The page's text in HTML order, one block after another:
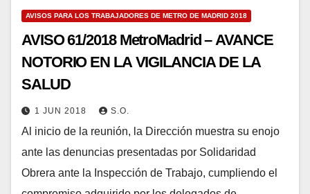
AVISOS PARA LOS TRABAJADORES DE METRO DE MADRID 2018
AVISO 61/2018 MetroMadrid – AVANCE
NOTORIO EN LA VIGILANCIA DE LA
SALUD
1 JUN 2018 S.O.
Al inicio de la reunión, la Dirección muestra su enojo
ante las denuncias presentadas por Solidaridad
Obrera ante la Inspección de Trabajo, cumpliendo el